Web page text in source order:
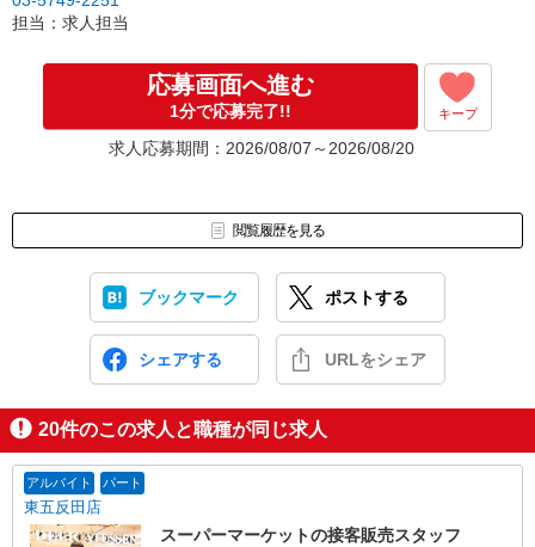
担当：求人担当
応募画面へ進む
1分で応募完了!! キープ
求人応募期間：2026/08/07～2026/08/20
閲覧履歴を見る
ブックマーク ポストする
シェアする URLをシェア
20件のこの求人と職種が同じ求人
アルバイト パート
東五反田店
スーパーマーケットの接客販売スタッフ